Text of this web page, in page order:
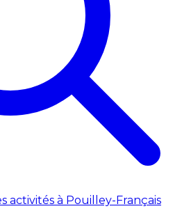
activités à Pouilley-Français